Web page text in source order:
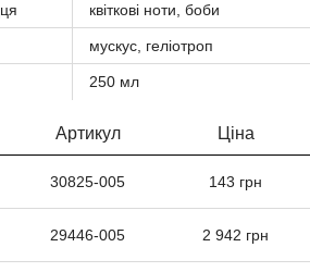
квіткові ноти, боби
мускус, геліотроп
250 мл
Артикул Ціна
30825-005 143 грн
29446-005 2 942 грн